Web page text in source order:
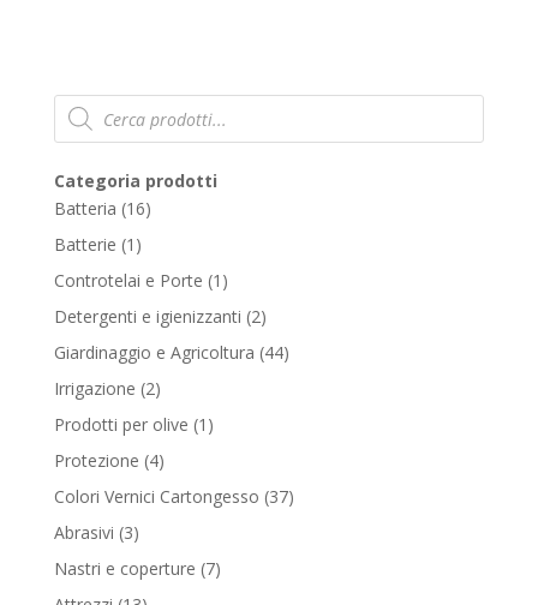
Products
search
Categoria prodotti
Batteria 1616
Batterie 1 1
product
Controtelai e Porte 1 1
product
Detergenti e igienizzanti 22
products
Giardinaggio e Agricoltura 4444
Irrigazione 22
products
Prodotti per olive 1 1
Protezione 44
products
Colori Vernici Cartongesso 3737
Abrasivi 33
products
Nastri e coperture 77